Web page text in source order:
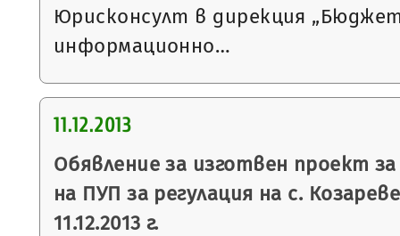
Юрисконсулт в дирекция
информационно…
11.12.2013
Обявление за изготвен проект
на ПУП за регулация на с.
11.12.2013 г.